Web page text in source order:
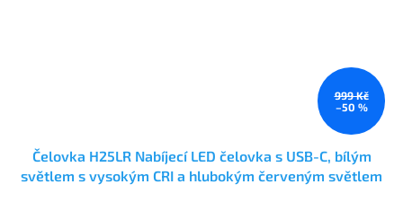
999 Kč
–50 %
Čelovka H25LR Nabíjecí LED čelovka s USB-C, bílým
světlem s vysokým CRI a hlubokým červeným světlem